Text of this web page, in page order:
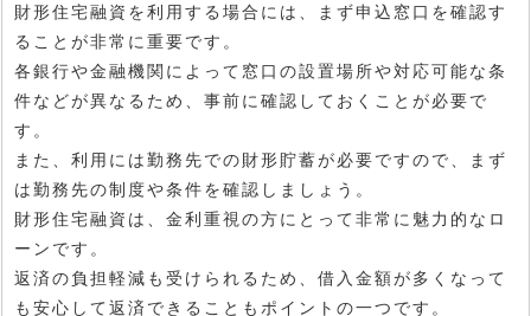
財形住宅融資を利用する場合には、まず申込窓口を確認す
ることが非常に重要です。
各銀行や金融機関によって窓口の設置場所や対応可能な条
件などが異なるため、事前に確認しておくことが必要で
す。
また、利用には勤務先での財形貯蓄が必要ですので、まず
は勤務先の制度や条件を確認しましょう。
財形住宅融資は、金利重視の方にとって非常に魅力的なロ
ーンです。
返済の負担軽減も受けられるため、借入金額が多くなって
も安心して返済できることもポイントの一つです。